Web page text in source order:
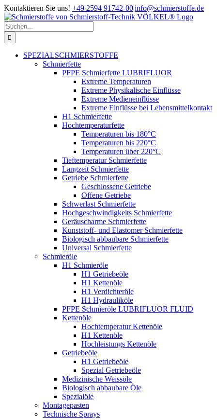
Zum
Inhalt
springen
Kontaktieren Sie uns! +49 2594 91742-00|info@schmierstoffe.de
Suche
nach:
SPEZIALSCHMIERSTOFFE
Schmierfette
PFPE Schmierfette LUBRIFLUOR
Extreme Temperaturen
Extreme Physikalische Einflüsse
Extreme Medieneinflüsse
Extreme Einflüsse bei Lebensmittelkontakt
H1 Schmierfette
Hochtemperaturfette
Temperaturen bis 180°C
Temperaturen bis 220°C
Temperaturen über 220°C
Tieftemperatur Schmierfette
Langzeit Schmierfette
Getriebe Schmierfette
Geschlossene Getriebe
Offene Getriebe
Schwerlast Schmierfette
Hochgeschwindigkeits Schmierfette
Geräuscharme Schmierfette
Kunststoff- und Elastomer Schmierfette
Biologisch abbaubare Schmierfette
Universal Schmierfette
Schmieröle
H1 Schmieröle
H1 Getriebeöle
H1 Kettenöle
H1 Verdichteröle
H1 Hydrauliköle
PFPE Schmieröle LUBRIFLUOR FLUID
Kettenöle
Hochtemperatur Kettenöle
H1 Kettenöle
Hochleistungs Kettenöle
Getriebeöle
H1 Getriebeöle
Spezial Getriebeöle
Medizinische Weissöle
Biologisch abbaubare Öle
Spezialöle
Montagepasten
Technische Sprays